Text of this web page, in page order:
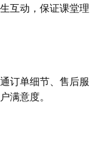
互动，保证课堂理
订单细节、售后服
满意度。